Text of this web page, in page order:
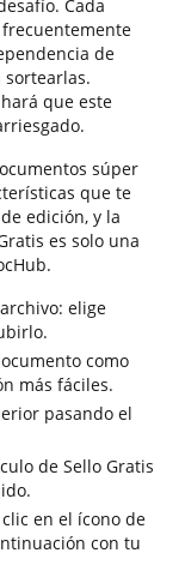
Cada
de
sortearlas.
que este
súper
que te
edición, y la
es solo una
elige
como
más fáciles.
pasando el
de Sello Gratis
en el ícono de
con tu